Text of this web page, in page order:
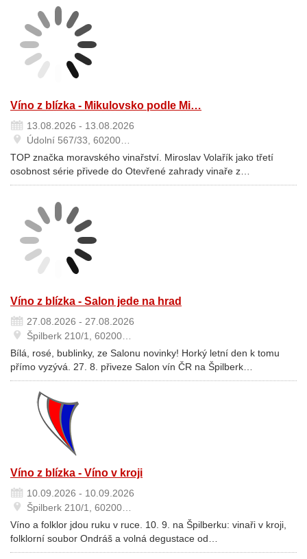
Víno z blízka - Mikulovsko podle Mi…
13.08.2026 - 13.08.2026
Údolní 567/33, 60200…
TOP značka moravského vinařství. Miroslav Volařík jako třetí
osobnost série přivede do Otevřené zahrady vinaře z…
Víno z blízka - Salon jede na hrad
27.08.2026 - 27.08.2026
Špilberk 210/1, 60200…
Bílá, rosé, bublinky, ze Salonu novinky! Horký letní den k tomu
přímo vyzývá. 27. 8. přiveze Salon vín ČR na Špilberk…
Víno z blízka - Víno v kroji
10.09.2026 - 10.09.2026
Špilberk 210/1, 60200…
Víno a folklor jdou ruku v ruce. 10. 9. na Špilberku: vinaři v kroji,
folklorní soubor Ondráš a volná degustace od…